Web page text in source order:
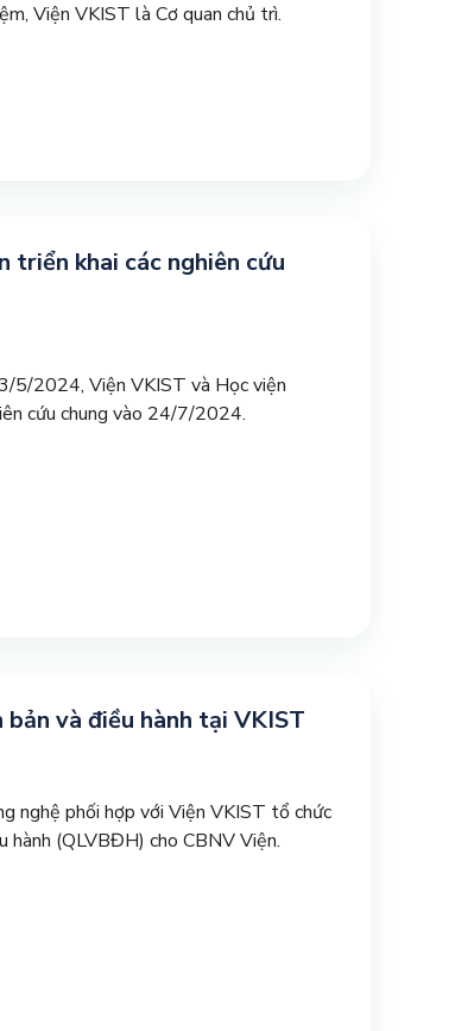
Viện VKIST là Cơ quan chủ trì.
triển khai các nghiên cứu
5/2024, Viện VKIST và Học viện
cứu chung vào 24/7/2024.
và điều hành tại VKIST
nghệ phối hợp với Viện VKIST tổ chức
hành (QLVBĐH) cho CBNV Viện.